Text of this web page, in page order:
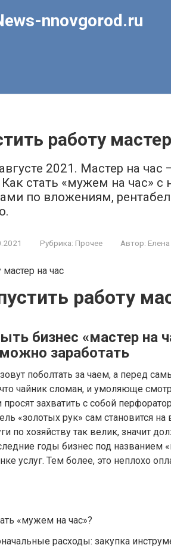
nnovgorod.ru
работу
2021. Мастер на
стать «мужем на час» с
по вложениям,
Рубрика: Прочее Автор:
работу
бизнес «мастер на
заработать
поболтать за чаем, а перед
чайник сломан, и умоляюще
просят захватить с собой
«золотых рук» сам становится на
по хозяйству так велик, значит
годы бизнес под названием
услуг. Тем более, это неплохо
«мужем на час»?
расходы: закупка